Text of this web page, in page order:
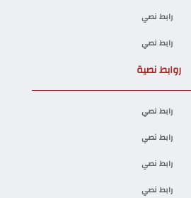
رابط نصي
رابط نصي
روابط نصية
رابط نصي
رابط نصي
رابط نصي
رابط نصي